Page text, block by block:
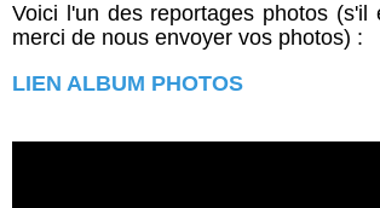
Voici l'un des reportages photos (s'il
merci de nous envoyer vos photos) :
LIEN ALBUM PHOTOS